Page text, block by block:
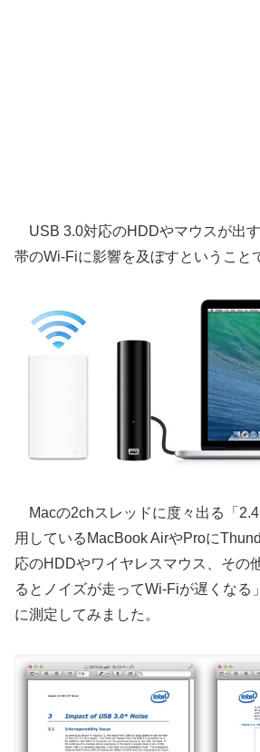
USB 3.0対応のHDDやマウスが出
帯のWi-Fiに影響を及ぼすということ
Macの2chスレッドに度々出る「
用しているMacBook AirやProに
応のHDDやワイヤレスマウス、その
るとノイズが走ってWi-Fiが遅くなる
に測定してみました。